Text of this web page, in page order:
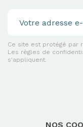
Ce site est protégé par
Les règles de
s'appliquent.
NOS